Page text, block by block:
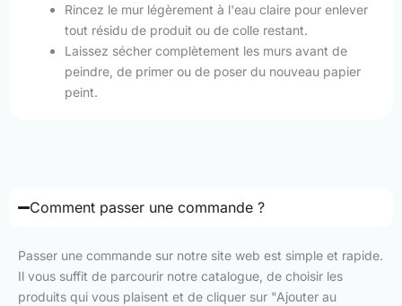
Rincez le mur légèrement à l'eau claire pour enlever
tout résidu de produit ou de colle restant.
Laissez sécher complètement les murs avant de
peindre, de primer ou de poser du nouveau papier
peint.
Comment passer une commande ?
Passer une commande sur notre site web est simple et rapide.
Il vous suffit de parcourir notre catalogue, de choisir les
produits qui vous plaisent et de cliquer sur "Ajouter au